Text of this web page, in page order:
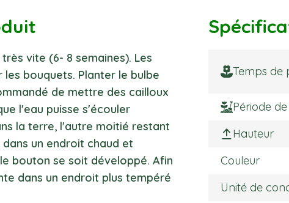
vite (6- 8 semaines). Les
bouquets. Planter le bulbe
de mettre des cailloux
l'eau puisse s'écouler
la terre, l'autre moitié restant
un endroit chaud et
bouton se soit développé. Afin
dans un endroit plus tempéré
Temps de
Période
Hauteur
Couleur
Unité de